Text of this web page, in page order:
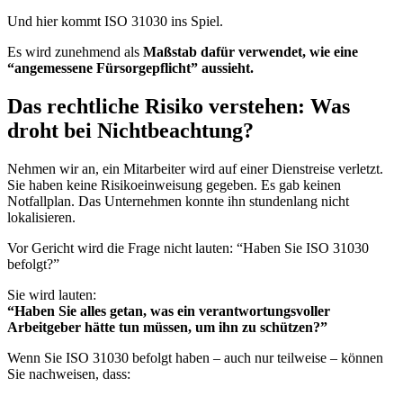
Und hier kommt ISO 31030 ins Spiel.
Es wird zunehmend als Maßstab dafür verwendet, wie eine
“angemessene Fürsorgepflicht” aussieht.
Das rechtliche Risiko verstehen: Was
droht bei Nichtbeachtung?
Nehmen wir an, ein Mitarbeiter wird auf einer Dienstreise verletzt.
Sie haben keine Risikoeinweisung gegeben. Es gab keinen
Notfallplan. Das Unternehmen konnte ihn stundenlang nicht
lokalisieren.
Vor Gericht wird die Frage nicht lauten: “Haben Sie ISO 31030
befolgt?”
Sie wird lauten:
“Haben Sie alles getan, was ein verantwortungsvoller
Arbeitgeber hätte tun müssen, um ihn zu schützen?”
Wenn Sie ISO 31030 befolgt haben – auch nur teilweise – können
Sie nachweisen, dass: